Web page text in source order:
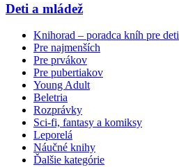
Deti a mládež
Knihorad – poradca kníh pre deti
Pre najmenších
Pre prvákov
Pre pubertiakov
Young Adult
Beletria
Rozprávky
Sci-fi, fantasy a komiksy
Leporelá
Náučné knihy
Ďalšie kategórie